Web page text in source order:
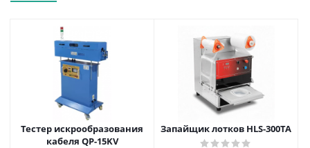
Тестер искрообразования
кабеля QP-15KV
Запайщик лотков HLS-300TA